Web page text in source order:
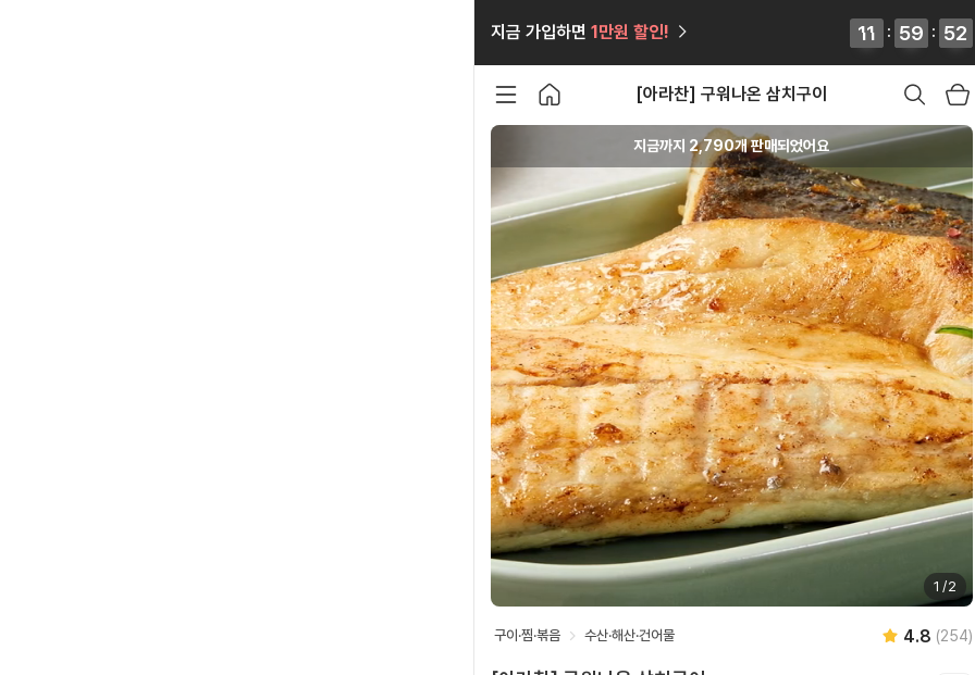
지금 가입하면 1만원 할인! 11
12
11
12 : 59
59
59
59 : 50
51
51
50
[아라찬] 구워나온 삼치구이
지금까지 2,790개 판매되었어요
1 /2
구이·찜·볶음 수산·해산·건어물 4.8 (254)